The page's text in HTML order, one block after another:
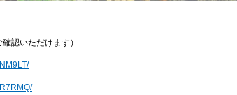
認いただけます）